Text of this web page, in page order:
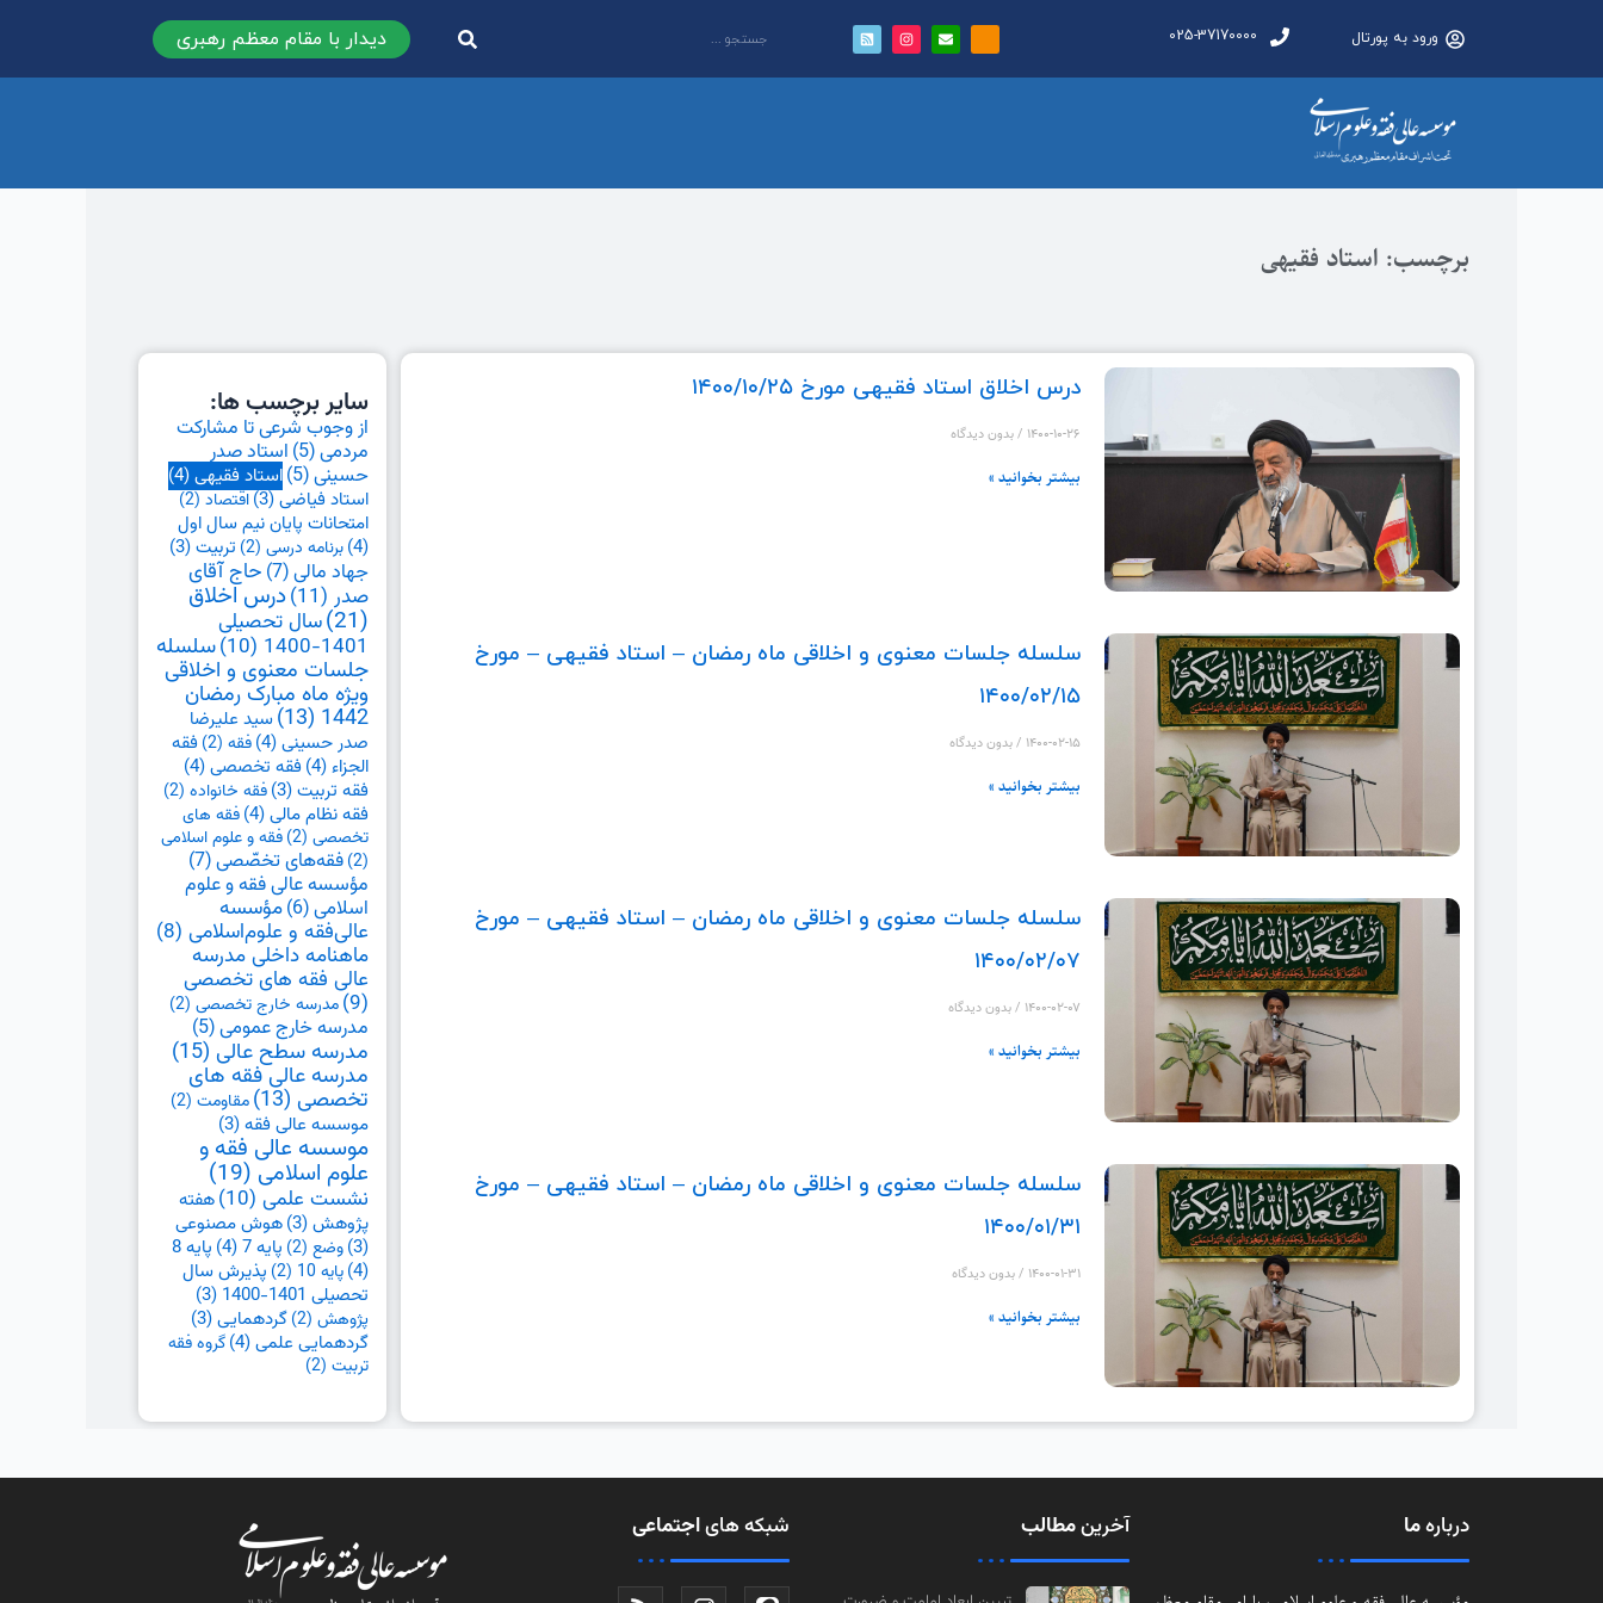
ورود به پورتال 025-37170000 دیدار با مقام معظم رهبری
برچسب: استاد فقیهی
درس اخلاق استاد فقیهی مورخ ۱۴۰۰/۱۰/۲۵
۱۴۰۰-۱۰-۲۶ بدون دیدگاه
بیشتر بخوانید »
سلسله جلسات معنوی و اخلاقی ماه رمضان – استاد فقیهی – مورخ
۱۴۰۰/۰۲/۱۵
۱۴۰۰-۰۲-۱۵ بدون دیدگاه
بیشتر بخوانید »
سلسله جلسات معنوی و اخلاقی ماه رمضان – استاد فقیهی – مورخ
۱۴۰۰/۰۲/۰۷
۱۴۰۰-۰۲-۰۷ بدون دیدگاه
بیشتر بخوانید »
سلسله جلسات معنوی و اخلاقی ماه رمضان – استاد فقیهی – مورخ
۱۴۰۰/۰۱/۳۱
۱۴۰۰-۰۱-۳۱ بدون دیدگاه
بیشتر بخوانید »
سایر برچسب ها:
از وجوب شرعی تا مشارکت
مردمی(5)
استاد صدر
حسینی(5) استاد فقیهی(4)
استاد فیاضی(3) اقتصاد (2)
امتحانات پایان نیم سال اول
(4)
برنامه درسی (2) تربیت(3)
جهاد مالی(7) حاج آقای
صدر (11) درس اخلاق
(21) سال تحصیلی
1401-1400
(10) سلسله
جلسات معنوی و اخلاقی
ویژه ماه مبارک رمضان
1442
(13)
سید علیرضا
صدر حسینی(4) فقه (2)
فقه
الجزاء(4) فقه تخصصی(4)
فقه تربیت(3) فقه خانواده (2)
فقه نظام مالی(4)
فقه های
تخصصی (2)
فقه و علوم اسلامی
(2)
فقه‌های تخصّصی(7)
مؤسسه عالی فقه و علوم
اسلامی(6) مؤسسه
عالی‌فقه و علوم‌اسلامی (8)
ماهنامه داخلی مدرسه
عالی فقه های تخصصی
(9) مدرسه خارج تخصصی (2)
مدرسه خارج عمومی(5)
مدرسه سطح عالی (15)
مدرسه عالی فقه های
تخصصی (13) مقاومت (2)
موسسه عالی فقه(3)
موسسه عالی فقه و
علوم اسلامی (19)
نشست علمی (10)
هفته
پژوهش(3)
هوش مصنوعی
(3)
وضع (2) پایه 7 (4)
پایه 8
(4)
پایه 10 (2)
پذیرش سال
تحصیلی 1401-1400
(3)
پژوهش (2) گردهمایی(3)
گردهمایی علمی(4)
گروه فقه
تربیت (2)
دربارهما آخرینمطالب شبکه هایاجتماعی